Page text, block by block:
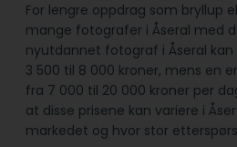
For lengre oppdrag som bryllup
mange fotografer i Åseral med
nyutdannet fotograf i Åseral
3 500 til 8 000 kroner, mens en
fra 7 000 til 20 000 kroner per
at disse prisene kan variere i
markedet og hvor stor